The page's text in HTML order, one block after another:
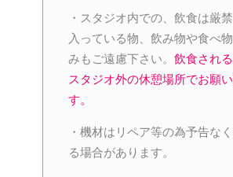
・スタジオ内での、飲食は厳
入っている物、飲み物や食べ
みもご遠慮下さい。 飲食される
スタジオ外の休憩場所でお願
す。
・機材はリペア等の為予告な
る場合があります。